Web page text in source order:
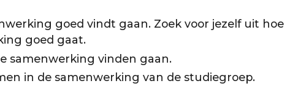
goed vindt gaan. Zoek voor jezelf uit hoe
goed gaat.
samenwerking vinden gaan.
in de samenwerking van de studiegroep.